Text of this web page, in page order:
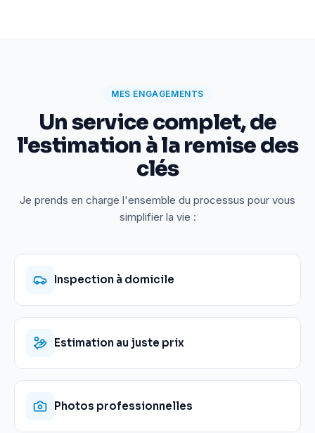
MES ENGAGEMENTS
Un service complet, de
l'estimation à la remise des
clés
Je prends en charge l'ensemble du processus pour vous
simplifier la vie :
Inspection à domicile
Estimation au juste prix
Photos professionnelles